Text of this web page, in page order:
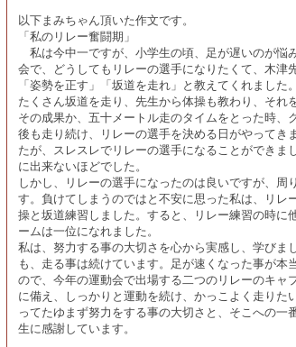
以下まみちゃん頂いた作文です。
「私のリレー奮闘期」
私は今中一ですが、小学生の頃、足が遅いのが悩
会で、どうしてもリレーの選手になりたくて、木津
「姿勢を正す」「坂道を走れ」と教えてくれました
たくさん坂道を走り、先生から体操も教わり、それ
その成果か、五十メートル走のタイムをとった時、
後も走り続け、リレーの選手を決める日がやってき
たが、スレスレでリレーの選手になることができま
に出来ないほどでした。
しかし、リレーの選手になったのは良いですが、周
す。負けてしまうのではと不安に思った私は、リレ
操と坂道練習しました。すると、リレー練習の時に
ームは一位になれました。
私は、努力する事の大切さを心から実感し、学びま
も、走る事は続けています。足が速くなった事が本
ので、今年の運動会で出場する二つのリレーのキャ
に備え、しっかりと運動を続け、かっこよく走りた
ってたゆまず努力をする事の大切さと、そこへの一
生に感謝しています。